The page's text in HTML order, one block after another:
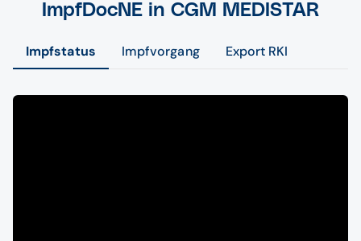
ImpfDocNE in CGM MEDISTAR
Impfstatus Impfvorgang Export RKI